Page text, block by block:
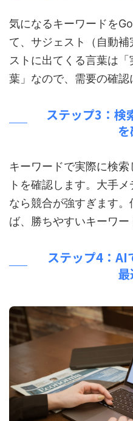
気になるキーワードを
て、サジェスト（自動
ストに出てくる言葉は
葉」なので、需要の確認
ステップ3：検
キーワードで実際に検
トを確認します。大手
なら競合が強すぎます
ば、勝ちやすいキーワー
ステップ4：AI